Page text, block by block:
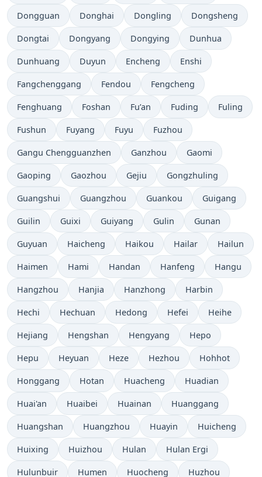
Dongguan Donghai Dongling Dongsheng
Dongtai Dongyang Dongying Dunhua
Dunhuang Duyun Encheng Enshi
Fangchenggang Fendou Fengcheng
Fenghuang Foshan Fu’an Fuding Fuling
Fushun Fuyang Fuyu Fuzhou
Gangu Chengguanzhen Ganzhou Gaomi
Gaoping Gaozhou Gejiu Gongzhuling
Guangshui Guangzhou Guankou Guigang
Guilin Guixi Guiyang Gulin Gunan
Guyuan Haicheng Haikou Hailar Hailun
Haimen Hami Handan Hanfeng Hangu
Hangzhou Hanjia Hanzhong Harbin
Hechi Hechuan Hedong Hefei Heihe
Hejiang Hengshan Hengyang Hepo
Hepu Heyuan Heze Hezhou Hohhot
Honggang Hotan Huacheng Huadian
Huai'an Huaibei Huainan Huanggang
Huangshan Huangzhou Huayin Huicheng
Huixing Huizhou Hulan Hulan Ergi
Hulunbuir Humen Huocheng Huzhou